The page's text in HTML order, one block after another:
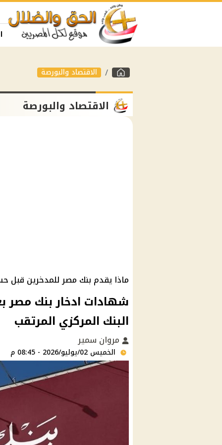
الاقتصاد والبورصة
الاقتصاد والبورصة
ماذا يقدم بنك مصر للمدخرين قبل
البنك المركزي المرتقب
مروان سمير
الخميس 02/يوليو/2026 - 08:45 م